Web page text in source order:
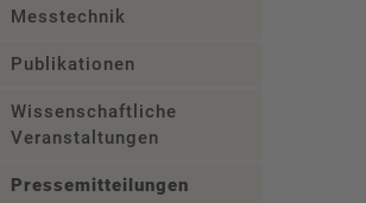
Messtechnik
Publikationen
Wissenschaftliche
Veranstaltungen
Pressemitteilungen